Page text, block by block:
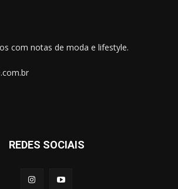
com notas de moda e lifestyle.
REDES SOCIAIS